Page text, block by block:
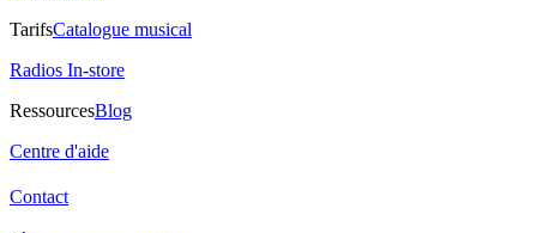
TarifsCatalogue musical
Radios In-store
RessourcesBlog
Centre d'aide
Contact